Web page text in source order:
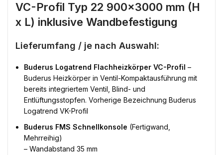
VC-Profil Typ 22 900×3000 mm (H
x L) inklusive Wandbefestigung
Lieferumfang / je nach Auswahl:
Buderus Logatrend Flachheizkörper VC-Profil –
Buderus Heizkörper in Ventil-Kompaktausführung mit
bereits integriertem Ventil, Blind- und
Entlüftungsstopfen. Vorherige Bezeichnung Buderus
Logatrend VK-Profil
Buderus FMS Schnellkonsole (Fertigwand,
Mehrreihig)
– Wandabstand 35 mm